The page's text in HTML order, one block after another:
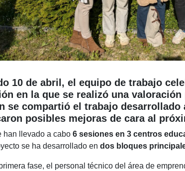
10 de abril, el equipo de trabajo
en la que se realizó una
se compartió el trabajo
posibles mejoras de cara al
han llevado a cabo 6 sesiones en 3 centros
se ha desarrollado en dos bloques
fase, el personal técnico del área de